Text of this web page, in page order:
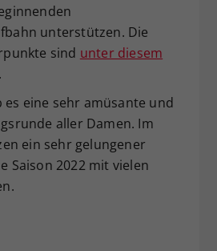
unterstützen. Die
sind unter diesem
es eine sehr amüsante und
aller Damen. Im
ein sehr gelungener
Saison 2022 mit vielen